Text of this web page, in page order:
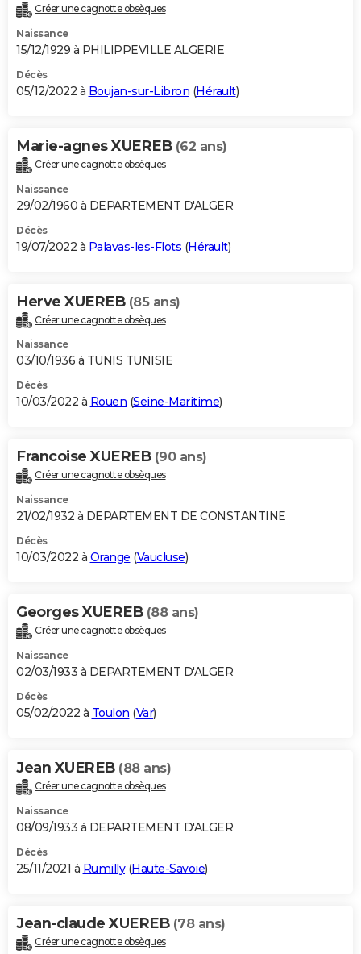
Créer une cagnotte obsèques
Naissance
15/12/1929 à PHILIPPEVILLE ALGERIE
Décès
05/12/2022 à Boujan-sur-Libron (Hérault)
Marie-agnes XUEREB (62 ans)
Créer une cagnotte obsèques
Naissance
29/02/1960 à DEPARTEMENT D'ALGER
Décès
19/07/2022 à Palavas-les-Flots (Hérault)
Herve XUEREB (85 ans)
Créer une cagnotte obsèques
Naissance
03/10/1936 à TUNIS TUNISIE
Décès
10/03/2022 à Rouen (Seine-Maritime)
Francoise XUEREB (90 ans)
Créer une cagnotte obsèques
Naissance
21/02/1932 à DEPARTEMENT DE CONSTANTINE
Décès
10/03/2022 à Orange (Vaucluse)
Georges XUEREB (88 ans)
Créer une cagnotte obsèques
Naissance
02/03/1933 à DEPARTEMENT D'ALGER
Décès
05/02/2022 à Toulon (Var)
Jean XUEREB (88 ans)
Créer une cagnotte obsèques
Naissance
08/09/1933 à DEPARTEMENT D'ALGER
Décès
25/11/2021 à Rumilly(Haute-Savoie)
Jean-claude XUEREB (78 ans)
Créer une cagnotte obsèques